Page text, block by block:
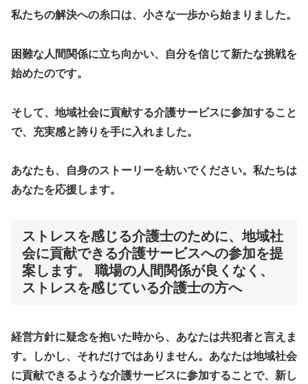
私たちの解決への糸口は、小さな一歩から始まりました。
困難な人間関係に立ち向かい、 自分を信じて新たな挑戦を
始めたのです。
そして、地域社会に貢献する介護サービスに参加すること
で、 充実感と誇り を手に入れました。
あなたも、自身のストーリーを紡いでください。私たちは
あなたを応援します。
ストレスを感じる介護士のために、地域社
会に貢献できる介護サービスへの参加を提
案します。 職場の人間関係が良くなく、
ストレスを感じている介護士の方へ
経営方針に疑念を抱いた時から、あなたは共犯者と言えま
す。しかし、それだけではありません。あなたは地域社会
に貢献できるような介護サービスに参加することで、新し